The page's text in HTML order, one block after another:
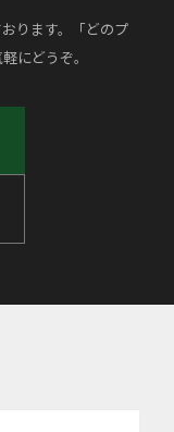
ります。「どのプ
にどうぞ。